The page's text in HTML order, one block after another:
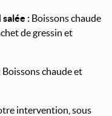
: Boissons chaude
de gressin et
Boissons chaude et
intervention, sous